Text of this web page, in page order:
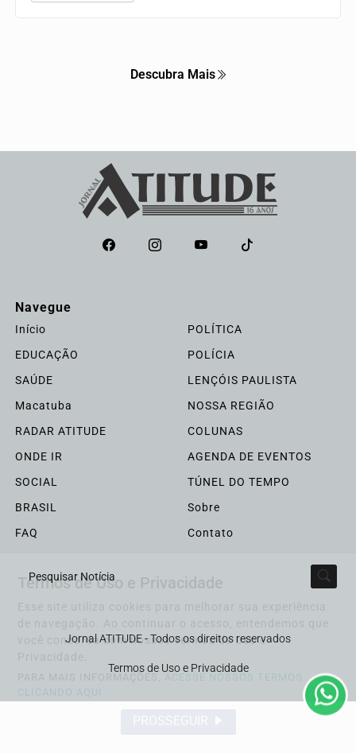
Descubra Mais
Navegue
Início
POLÍTICA
EDUCAÇÃO
POLÍCIA
SAÚDE
LENÇÓIS PAULISTA
Macatuba
NOSSA REGIÃO
RADAR ATITUDE
COLUNAS
ONDE IR
AGENDA DE EVENTOS
SOCIAL
TÚNEL DO TEMPO
BRASIL
Sobre
FAQ
Contato
Pesquisar Notícia
Jornal ATITUDE - Todos os direitos reservados
Termos de Uso e Privacidade
Termos de Uso e Privacidade
Esse site utiliza cookies para melhorar sua experiência
de navegação. Ao continuar o acesso, entendemos que
você concorda com nossos Termos de Uso e
Privacidade.
PARA MAIS INFORMAÇÕES, ACESSE NOSSOS TERMOS
CLICANDO AQUI